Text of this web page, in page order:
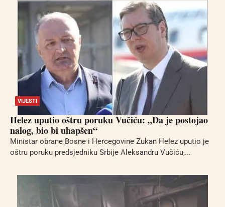
VIJESTI
Helez uputio oštru poruku Vučiću: „Da je postojao
nalog, bio bi uhapšen“
Ministar obrane Bosne i Hercegovine Zukan Helez uputio je
oštru poruku predsjedniku Srbije Aleksandru Vučiću,...